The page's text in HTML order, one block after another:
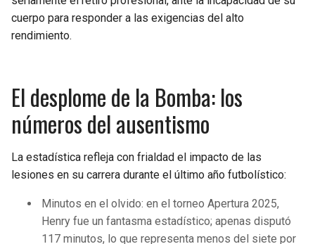
cuerpo para responder a las exigencias del alto
rendimiento.
El desplome de la Bomba: los
números del ausentismo
La estadística refleja con frialdad el impacto de las
lesiones en su carrera durante el último año futbolístico:
Minutos en el olvido: en el torneo Apertura 2025,
Henry fue un fantasma estadístico; apenas disputó
117 minutos, lo que representa menos del siete por